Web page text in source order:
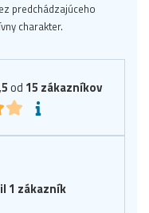
predchádzajúceho
charakter.
od 15 zákazníkov
1 zákazník